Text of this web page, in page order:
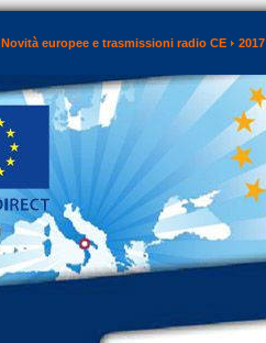
Novità europee e trasmissioni radio CE 2017